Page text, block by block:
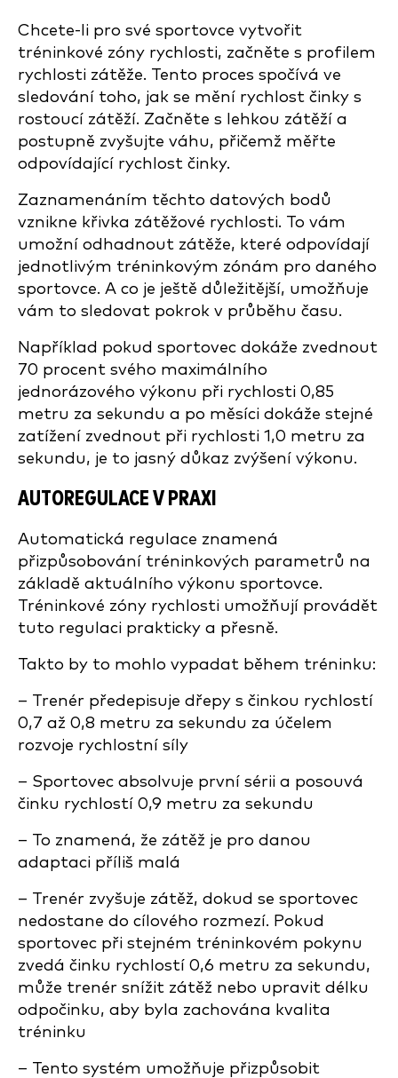
Chcete-li pro své sportovce vytvořit
tréninkové zóny rychlosti, začněte s profilem
rychlosti zátěže. Tento proces spočívá ve
sledování toho, jak se mění rychlost činky s
rostoucí zátěží. Začněte s lehkou zátěží a
postupně zvyšujte váhu, přičemž měřte
odpovídající rychlost činky.
Zaznamenáním těchto datových bodů
vznikne křivka zátěžové rychlosti. To vám
umožní odhadnout zátěže, které odpovídají
jednotlivým tréninkovým zónám pro daného
sportovce. A co je ještě důležitější, umožňuje
vám to sledovat pokrok v průběhu času.
Například pokud sportovec dokáže zvednout
70 procent svého maximálního
jednorázového výkonu při rychlosti 0,85
metru za sekundu a po měsíci dokáže stejné
zatížení zvednout při rychlosti 1,0 metru za
sekundu, je to jasný důkaz zvýšení výkonu.
AUTOREGULACE V PRAXI
Automatická regulace znamená
přizpůsobování tréninkových parametrů na
základě aktuálního výkonu sportovce.
Tréninkové zóny rychlosti umožňují provádět
tuto regulaci prakticky a přesně.
Takto by to mohlo vypadat během tréninku:
– Trenér předepisuje dřepy s činkou rychlostí
0,7 až 0,8 metru za sekundu za účelem
rozvoje rychlostní síly
– Sportovec absolvuje první sérii a posouvá
činku rychlostí 0,9 metru za sekundu
– To znamená, že zátěž je pro danou
adaptaci příliš malá
– Trenér zvyšuje zátěž, dokud se sportovec
nedostane do cílového rozmezí. Pokud
sportovec při stejném tréninkovém pokynu
zvedá činku rychlostí 0,6 metru za sekundu,
může trenér snížit zátěž nebo upravit délku
odpočinku, aby byla zachována kvalita
tréninku
– Tento systém umožňuje přizpůsobit